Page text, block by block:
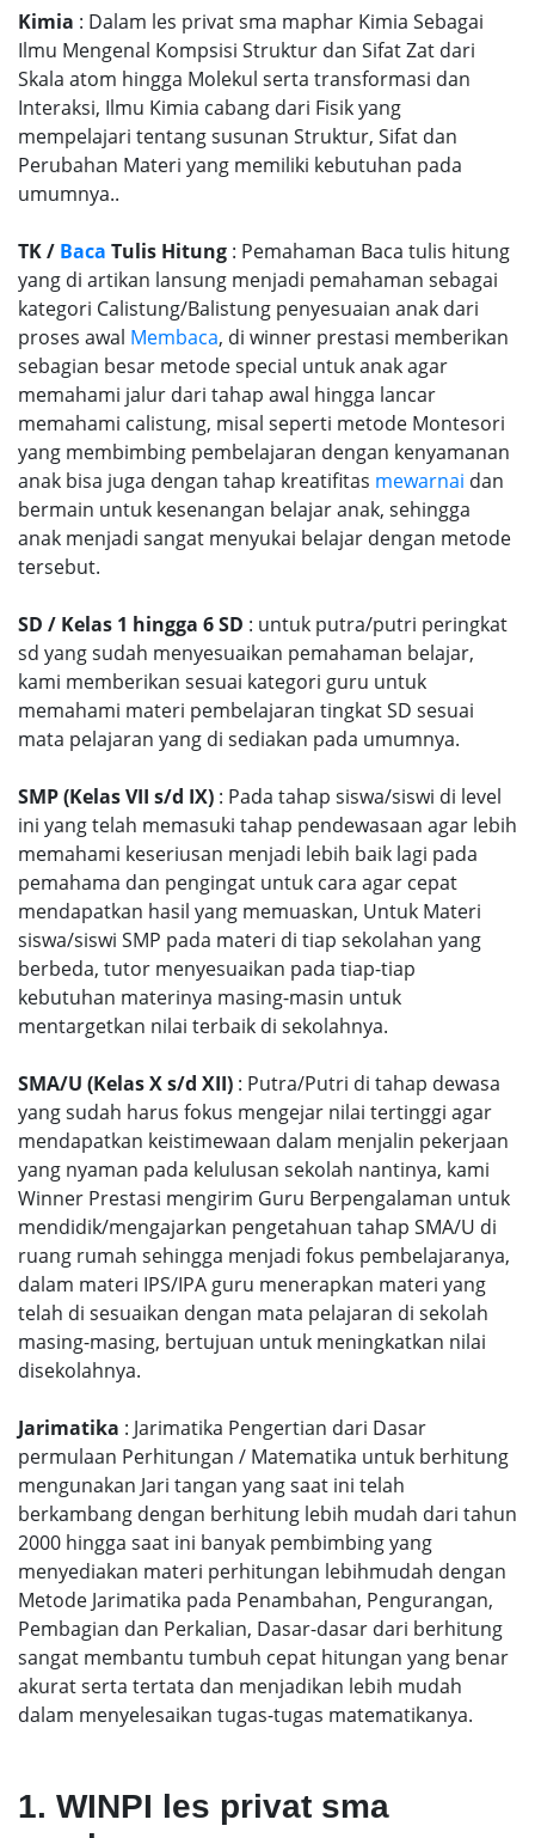
Kimia : Dalam les privat sma maphar Kimia Sebagai
Ilmu Mengenal Kompsisi Struktur dan Sifat Zat dari
Skala atom hingga Molekul serta transformasi dan
Interaksi, Ilmu Kimia cabang dari Fisik yang
mempelajari tentang susunan Struktur, Sifat dan
Perubahan Materi yang memiliki kebutuhan pada
umumnya..
TK / Baca Tulis Hitung : Pemahaman Baca tulis hitung
yang di artikan lansung menjadi pemahaman sebagai
kategori Calistung/Balistung penyesuaian anak dari
proses awal Membaca, di winner prestasi memberikan
sebagian besar metode special untuk anak agar
memahami jalur dari tahap awal hingga lancar
memahami calistung, misal seperti metode Montesori
yang membimbing pembelajaran dengan kenyamanan
anak bisa juga dengan tahap kreatifitas mewarnai dan
bermain untuk kesenangan belajar anak, sehingga
anak menjadi sangat menyukai belajar dengan metode
tersebut.
SD / Kelas 1 hingga 6 SD : untuk putra/putri peringkat
sd yang sudah menyesuaikan pemahaman belajar,
kami memberikan sesuai kategori guru untuk
memahami materi pembelajaran tingkat SD sesuai
mata pelajaran yang di sediakan pada umumnya.
SMP (Kelas VII s/d IX) : Pada tahap siswa/siswi di level
ini yang telah memasuki tahap pendewasaan agar lebih
memahami keseriusan menjadi lebih baik lagi pada
pemahama dan pengingat untuk cara agar cepat
mendapatkan hasil yang memuaskan, Untuk Materi
siswa/siswi SMP pada materi di tiap sekolahan yang
berbeda, tutor menyesuaikan pada tiap-tiap
kebutuhan materinya masing-masin untuk
mentargetkan nilai terbaik di sekolahnya.
SMA/U (Kelas X s/d XII) : Putra/Putri di tahap dewasa
yang sudah harus fokus mengejar nilai tertinggi agar
mendapatkan keistimewaan dalam menjalin pekerjaan
yang nyaman pada kelulusan sekolah nantinya, kami
Winner Prestasi mengirim Guru Berpengalaman untuk
mendidik/mengajarkan pengetahuan tahap SMA/U di
ruang rumah sehingga menjadi fokus pembelajaranya,
dalam materi IPS/IPA guru menerapkan materi yang
telah di sesuaikan dengan mata pelajaran di sekolah
masing-masing, bertujuan untuk meningkatkan nilai
disekolahnya.
Jarimatika : Jarimatika Pengertian dari Dasar
permulaan Perhitungan / Matematika untuk berhitung
mengunakan Jari tangan yang saat ini telah
berkambang dengan berhitung lebih mudah dari tahun
2000 hingga saat ini banyak pembimbing yang
menyediakan materi perhitungan lebihmudah dengan
Metode Jarimatika pada Penambahan, Pengurangan,
Pembagian dan Perkalian, Dasar-dasar dari berhitung
sangat membantu tumbuh cepat hitungan yang benar
akurat serta tertata dan menjadikan lebih mudah
dalam menyelesaikan tugas-tugas matematikanya.
1. WINPI les privat sma